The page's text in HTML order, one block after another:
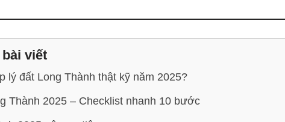
viết
lý đất Long Thành thật kỹ năm 2025?
Thành 2025 – Checklist nhanh 10 bước